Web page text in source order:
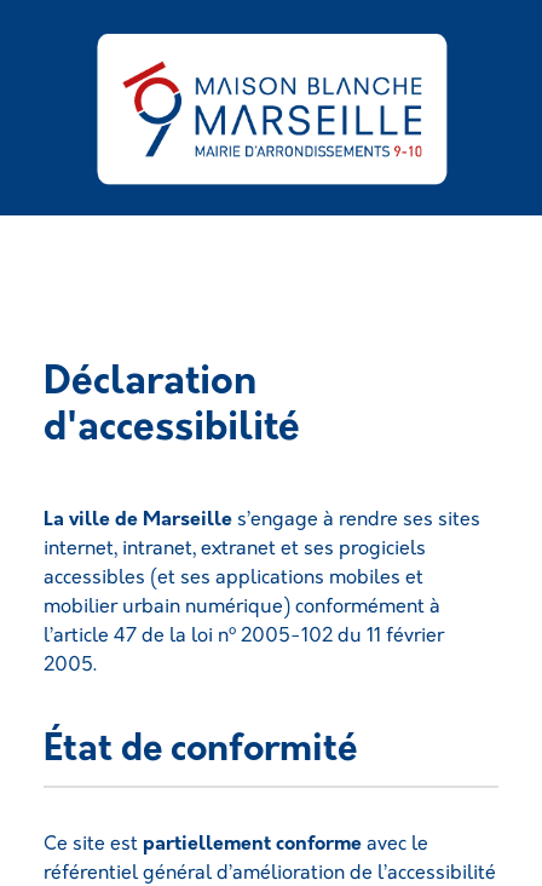
Déclaration
d'accessibilité
La ville de Marseille s’engage à rendre ses sites
internet, intranet, extranet et ses progiciels
accessibles (et ses applications mobiles et
mobilier urbain numérique) conformément à
l’article 47 de la loi no 2005-102 du 11 février
2005.
État de conformité
Ce site est partiellement conforme avec le
référentiel général d’amélioration de l’accessibilité